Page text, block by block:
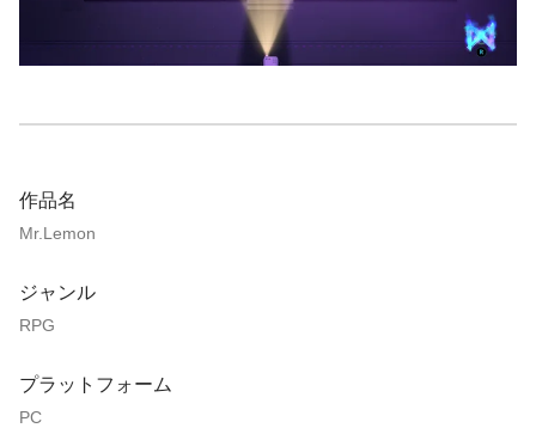
作品名
Mr.Lemon
ジャンル
RPG
プラットフォーム
PC